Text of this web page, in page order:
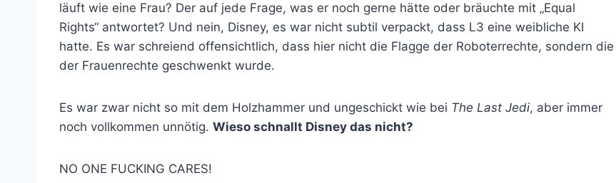
läuft wie eine Frau? Der auf jede Frage, was er noch gerne hätte oder bräuchte mit „Equal
Rights“ antwortet? Und nein, Disney, es war nicht subtil verpackt, dass L3 eine weibliche KI
hatte. Es war schreiend offensichtlich, dass hier nicht die Flagge der Roboterrechte, sondern die
der Frauenrechte geschwenkt wurde.
Es war zwar nicht so mit dem Holzhammer und ungeschickt wie bei The Last Jedi, aber immer
noch vollkommen unnötig. Wieso schnallt Disney das nicht?
NO ONE FUCKING CARES!